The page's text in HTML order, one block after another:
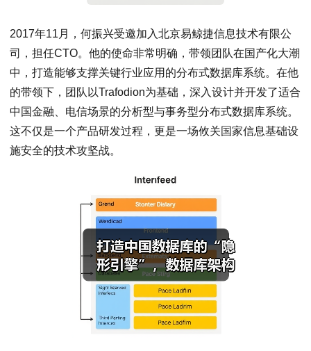
2017年11月，何振兴受邀加入北京易鲸捷信息技术有限公
司，担任CTO。他的使命非常明确，带领团队在国产化大潮
中，打造能够支撑关键行业应用的分布式数据库系统。在他
的带领下，团队以Trafodion为基础，深入设计并开发了适合
中国金融、电信场景的分析型与事务型分布式数据库系统。
这不仅是一个产品研发过程，更是一场攸关国家信息基础设
施安全的技术攻坚战。